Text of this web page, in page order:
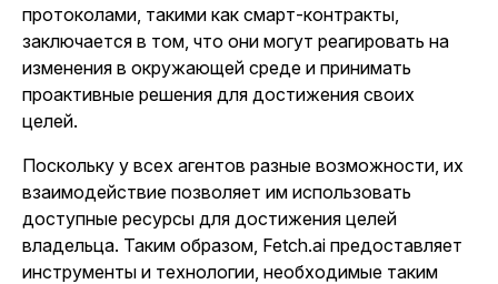
протоколами, такими как смарт-контракты,
заключается в том, что они могут реагировать на
изменения в окружающей среде и принимать
проактивные решения для достижения своих
целей.
Поскольку у всех агентов разные возможности, их
взаимодействие позволяет им использовать
доступные ресурсы для достижения целей
владельца. Таким образом, Fetch.ai предоставляет
инструменты и технологии, необходимые таким